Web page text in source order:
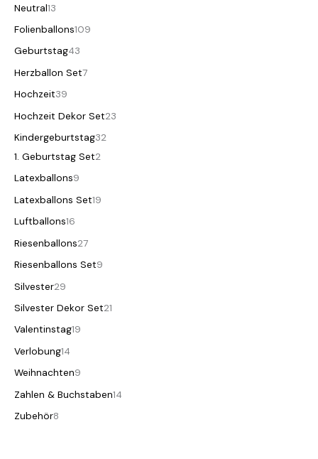
Neutral13
Folienballons109
Geburtstag43
Herzballon Set7
Hochzeit39
Hochzeit Dekor Set23
Kindergeburtstag32
1. Geburtstag Set2
Latexballons9
Latexballons Set19
Luftballons16
Riesenballons27
Riesenballons Set9
Silvester29
Silvester Dekor Set21
Valentinstag19
Verlobung14
Weihnachten9
Zahlen & Buchstaben14
Zubehör8